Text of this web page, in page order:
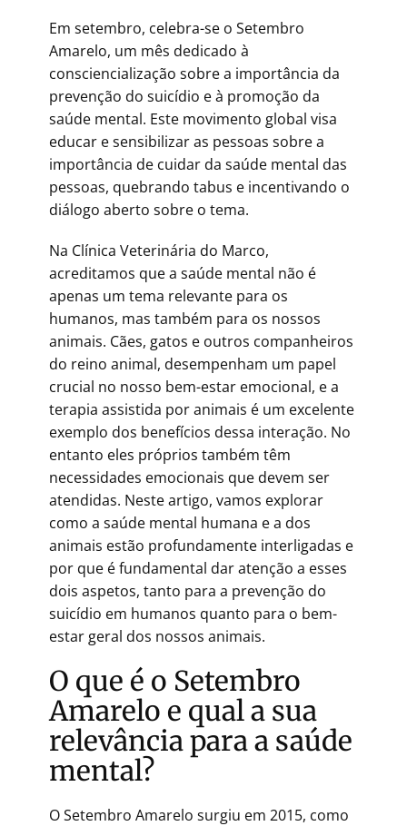
Em setembro, celebra-se o Setembro
Amarelo, um mês dedicado à
consciencialização sobre a importância da
prevenção do suicídio e à promoção da
saúde mental. Este movimento global visa
educar e sensibilizar as pessoas sobre a
importância de cuidar da saúde mental das
pessoas, quebrando tabus e incentivando o
diálogo aberto sobre o tema.
Na Clínica Veterinária do Marco,
acreditamos que a saúde mental não é
apenas um tema relevante para os
humanos, mas também para os nossos
animais. Cães, gatos e outros companheiros
do reino animal, desempenham um papel
crucial no nosso bem-estar emocional, e a
terapia assistida por animais é um excelente
exemplo dos benefícios dessa interação. No
entanto eles próprios também têm
necessidades emocionais que devem ser
atendidas. Neste artigo, vamos explorar
como a saúde mental humana e a dos
animais estão profundamente interligadas e
por que é fundamental dar atenção a esses
dois aspetos, tanto para a prevenção do
suicídio em humanos quanto para o bem-
estar geral dos nossos animais.
O que é o Setembro
Amarelo e qual a sua
relevância para a saúde
mental?
O Setembro Amarelo surgiu em 2015, como